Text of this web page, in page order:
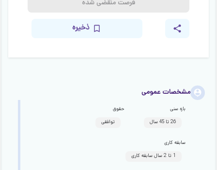
فرصت منقضی شده
ذخیره
مشخصات عمومی
بازه سنی
26 تا 45 سال
حقوق
توافقی
سابقه کاری
1 تا 2 سال سابقه کاری